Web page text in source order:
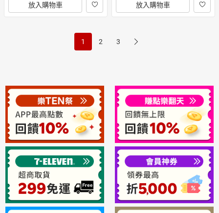
放入購物車 放入購物車
1 2 3